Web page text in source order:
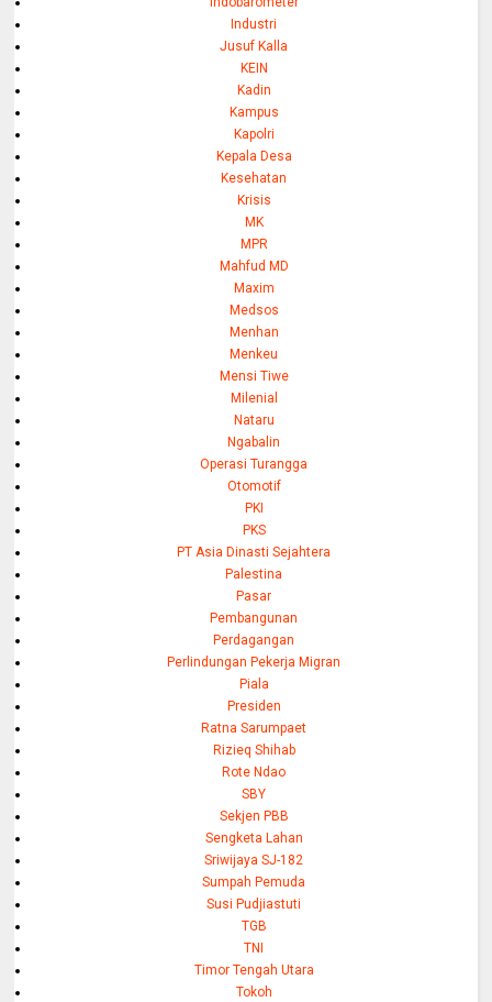
Industri
Jusuf Kalla
KEIN
Kadin
Kampus
Kapolri
Kepala Desa
Kesehatan
Krisis
MK
MPR
Mahfud MD
Maxim
Medsos
Menhan
Menkeu
Mensi Tiwe
Milenial
Nataru
Ngabalin
Operasi Turangga
Otomotif
PKI
PKS
PT Asia Dinasti Sejahtera
Palestina
Pasar
Pembangunan
Perdagangan
Perlindungan Pekerja Migran
Piala
Presiden
Ratna Sarumpaet
Rizieq Shihab
Rote Ndao
SBY
Sekjen PBB
Sengketa Lahan
Sriwijaya SJ-182
Sumpah Pemuda
Susi Pudjiastuti
TGB
TNI
Timor Tengah Utara
Tokoh